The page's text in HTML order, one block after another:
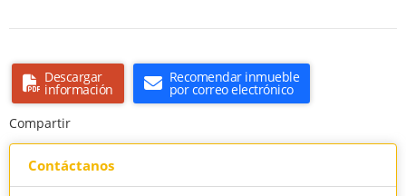
Descargar
información
Recomendar inmueble
por correo electrónico
Compartir
Contáctanos